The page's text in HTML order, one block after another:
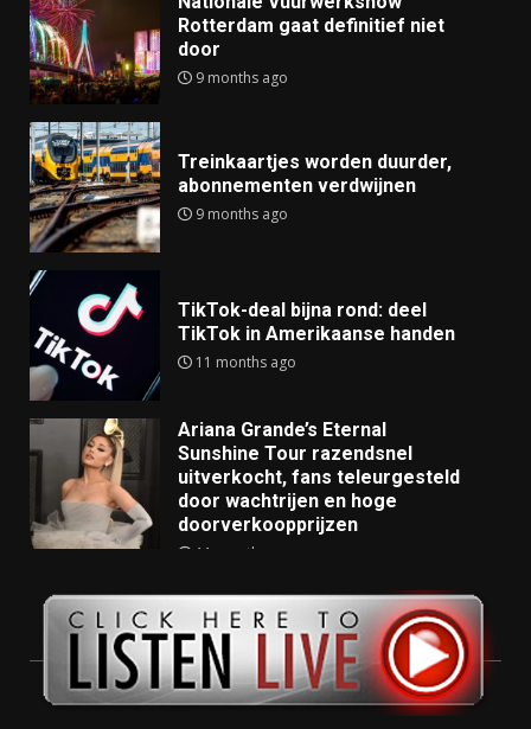
Rotterdam gaat definitief niet
door
9 months ago
Treinkaartjes worden duurder,
abonnementen verdwijnen
9 months ago
TikTok-deal bijna rond: deel
TikTok in Amerikaanse handen
11 months ago
Ariana Grande’s Eternal
Sunshine Tour razendsnel
uitverkocht, fans teleurgesteld
door wachtrijen en hoge
doorverkoopprijzen
11 months ago